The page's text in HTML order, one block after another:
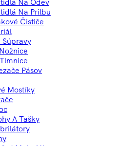
Na Prilbu
Čističe
Súpravy
Pásov
Mostíky
A Tašky